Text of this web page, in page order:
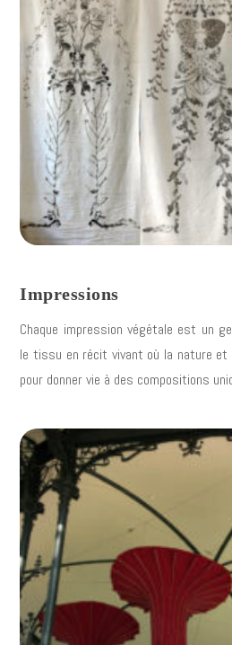
Impressions
Chaque impression végétale est un
le tissu en récit vivant où la nature
pour donner vie à des compositions